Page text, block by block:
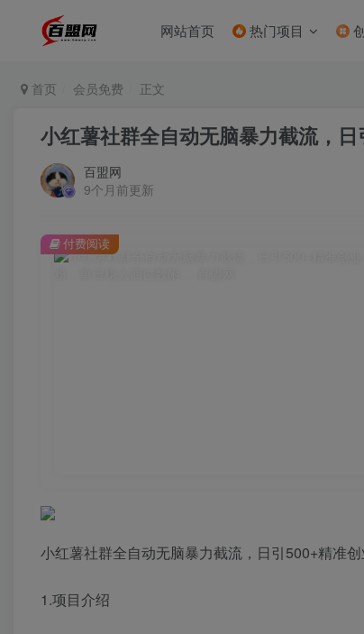
网站首页 热门项目
首页 会员免费 正文
小红薯社群全自动无脑暴力截流，
百盟网
9个月前更新
付费阅读
小红薯社群全自动无脑暴力截流，日引500+精准
1.项目介绍